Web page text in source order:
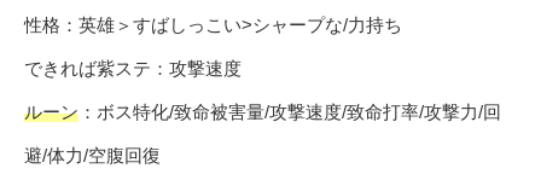
性格：英雄＞すばしっこい>シャープな/力持ち
できれば紫ステ：攻撃速度
ルーン ：ボス特化/致命被害量/攻撃速度/致命打率/攻撃力/回
避/体力/空腹回復